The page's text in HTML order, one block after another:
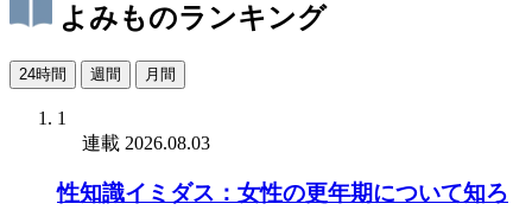
よみものランキング
24時間 週間 月間
1
連載 2026.08.03
性知識イミダス：女性の更年期について知ろ